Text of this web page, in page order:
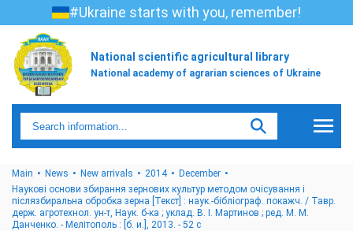
#Ukraine starts with you, remember!
National scientific agricultural library
National academy of agrarian sciences of Ukraine
Main News New arrivals 2014
December
Наукові основи збирання зернових культур методом очісування і
післязбиральна обробка зерна [Текст] : наук.-бібліограф. покажч. / Тавр.
держ. агротехнол. ун-т, Наук. б-ка ; уклад. В. І. Мартинов ; ред. М. М.
Данченко. - Мелітополь : [б. и.], 2013. - 52 с